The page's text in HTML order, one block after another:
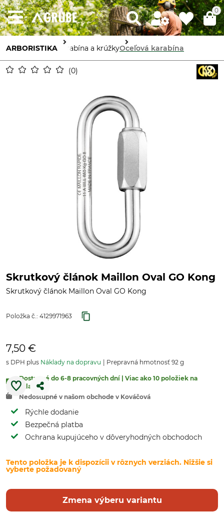
0
ARBORISTIKA Karabína a krúžkyOceľová karabína
0
Skrutkový článok Maillon Oval GO Kong
Skrutkový článok Maillon Oval GO Kong
Položka č.: 4129971963
7,50 €
s DPH plus Náklady na dopravu Prepravná hmotnosť 92 g
Dostupné do 6-8 pracovných dní | Viac ako 10 položiek na
sklade.
Nedostupné v našom obchode v Kováčová
Rýchle dodanie
Bezpečná platba
Ochrana kupujúceho v dôveryhodných obchodoch
Tento položka je k dispozícii v rôznych verziách. Nižšie si
vyberte požadovaný
Zmena výberu variantu